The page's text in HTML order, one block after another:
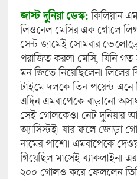
জাস্ট দুনিয়া ডেস্ক:কিলিয়ান
লিওনেল মেসির এক গোলে লিগ
সেন্ট জার্মেই সোমবার
পরাজিত করল। মেসি, যিনি গত
মন জিতে নিয়েছিলেন। লিলের
টাইমে দলকে তিন পয়েন্ট এনে
এদিন এমবাপেকে বাড়ানো
সেই গোলকেও। নেট দুনিয়ার
অ্যাসিস্টই। যার ফলে জোড়া
নামের পাশে।। এমবাপেকে
গিয়েছিল মার্সেই ব্যাকলাইন।
২০০ গোলও করে ফেললেন